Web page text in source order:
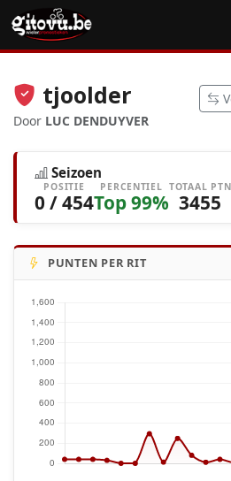
tjoolder
Door LUC DENDUYVER
Seizoen
POSITIE
0 / 454
PERCENTIEL
Top 99%
TOTAAL PTN
3455
PUNTEN PER RIT